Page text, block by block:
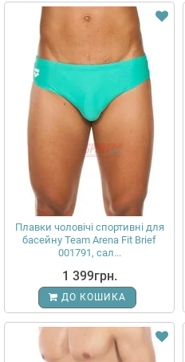
Плавки чоловічі спортивні для
басейну Team Arena Fit Brief
001791, сал...
1 399грн.
ДО КОШИКА